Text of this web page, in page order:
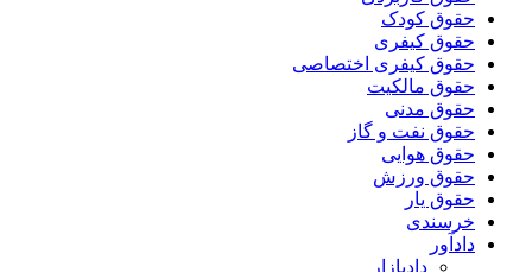
حقوق کودک
حقوق کیفری
حقوق کیفری اختصاصی
حقوق مالکیت
حقوق مدنی
حقوق نفت و گاز
حقوق هوایی
حقوق ورزش
حقوق یار
خرسندی
دادآور
دادبازار